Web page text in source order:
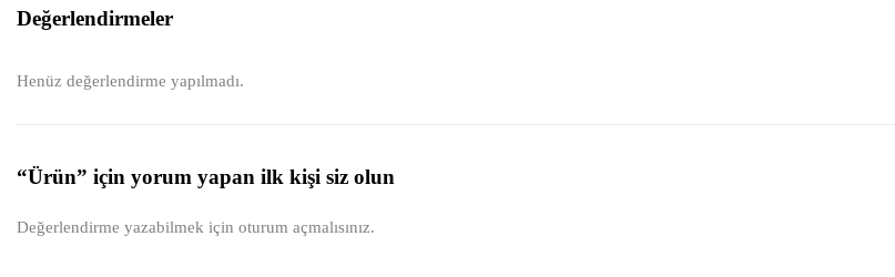
Değerlendirmeler
Henüz değerlendirme yapılmadı.
“Ürün” için yorum yapan ilk kişi siz olun
Değerlendirme yazabilmek için oturum açmalısınız.